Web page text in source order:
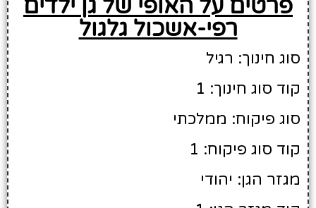
פרטים על האופי של גן ילדים
רפי-אשכול גלגול
סוג חינוך: רגיל
קוד סוג חינוך: 1
סוג פיקוח: ממלכתי
קוד סוג פיקוח: 1
מגזר הגן: יהודי